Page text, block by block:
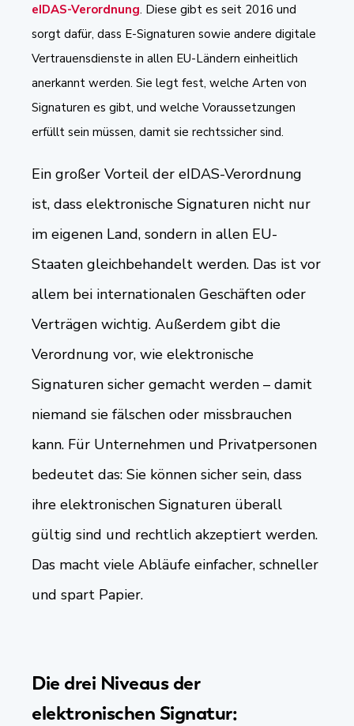
eIDAS-Verordnung. Diese gibt es seit 2016 und
sorgt dafür, dass E-Signaturen sowie andere digitale
Vertrauensdienste in allen EU-Ländern einheitlich
anerkannt werden. Sie legt fest, welche Arten von
Signaturen es gibt, und welche Voraussetzungen
erfüllt sein müssen, damit sie rechtssicher sind.
Ein großer Vorteil der eIDAS-Verordnung
ist, dass elektronische Signaturen nicht nur
im eigenen Land, sondern in allen EU-
Staaten gleichbehandelt werden. Das ist vor
allem bei internationalen Geschäften oder
Verträgen wichtig. Außerdem gibt die
Verordnung vor, wie elektronische
Signaturen sicher gemacht werden – damit
niemand sie fälschen oder missbrauchen
kann. Für Unternehmen und Privatpersonen
bedeutet das: Sie können sicher sein, dass
ihre elektronischen Signaturen überall
gültig sind und rechtlich akzeptiert werden.
Das macht viele Abläufe einfacher, schneller
und spart Papier.
Die drei Niveaus der
elektronischen Signatur: